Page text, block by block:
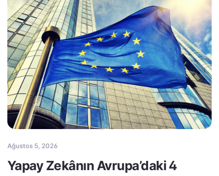
Ağustos 5, 2026
Yapay Zekânın Avrupa’daki 4